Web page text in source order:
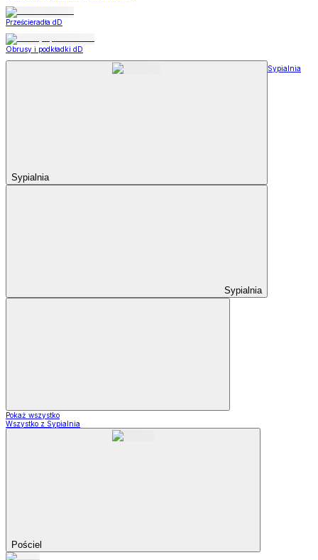
Prześcieradła dD
Obrusy i podkładki dD
Sypialnia
Sypialnia
Sypialnia
Pokaż wszystko
Wszystko z Sypialnia
Pościel